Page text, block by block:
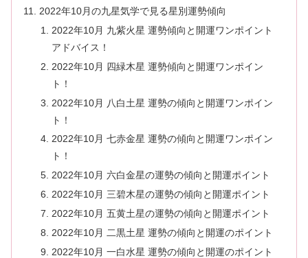
2022年10月の九星気学で見る星別運勢傾向
2022年10月 九紫火星 運勢傾向と開運ワンポイント
アドバイス！
2022年10月 四緑木星 運勢傾向と開運ワンポイン
ト！
2022年10月 八白土星 運勢の傾向と開運ワンポイン
ト！
2022年10月 七赤金星 運勢の傾向と開運ワンポイン
ト！
2022年10月 六白金星の運勢の傾向と開運ポイント
2022年10月 三碧木星の運勢の傾向と開運ポイント
2022年10月 五黄土星の運勢の傾向と開運ポイント
2022年10月 二黒土星 運勢の傾向と開運のポイント
2022年10月 一白水星 運勢の傾向と開運のポイント